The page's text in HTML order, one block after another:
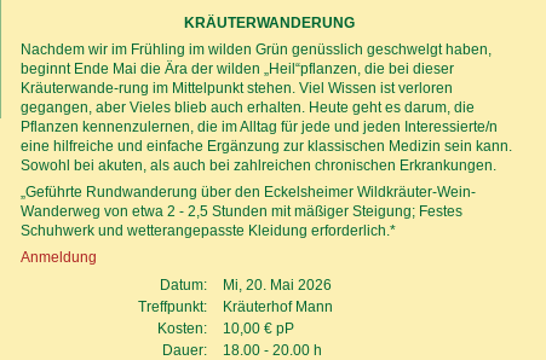
KRÄUTERWANDERUNG
Nachdem wir im Frühling im wilden Grün genüsslich geschwelgt haben,
beginnt Ende Mai die Ära der wilden „Heil“pflanzen, die bei dieser
Kräuterwande-rung im Mittelpunkt stehen. Viel Wissen ist verloren
gegangen, aber Vieles blieb auch erhalten. Heute geht es darum, die
Pflanzen kennenzulernen, die im Alltag für jede und jeden Interessierte/n
eine hilfreiche und einfache Ergänzung zur klassischen Medizin sein kann.
Sowohl bei akuten, als auch bei zahlreichen chronischen Erkrankungen.
„Geführte Rundwanderung über den Eckelsheimer Wildkräuter-Wein-
Wanderweg von etwa 2 - 2,5 Stunden mit mäßiger Steigung; Festes
Schuhwerk und wetterangepasste Kleidung erforderlich.*
Anmeldung
Datum:
Mi, 20. Mai 2026
Treffpunkt:
Kräuterhof Mann
Kosten:
10,00 € pP
Dauer:
18.00 - 20.00 h